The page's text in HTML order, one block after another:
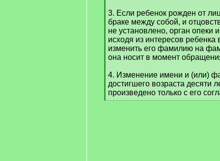
3. Если ребенок рожден от
браке между собой, и
не установлено, орган опеки
исходя из интересов
изменить его фамилию на
она носит в момент
4. Изменение имени и (или)
достигшего возраста десяти
произведено только с его
[